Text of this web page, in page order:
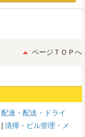
ページＴＯＰへ
配達・配送・ドライ
清掃・ビル管理・メ